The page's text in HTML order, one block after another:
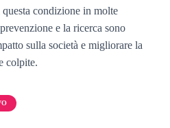
condizione in molte
e la ricerca sono
sulla società e migliorare la
colpite.